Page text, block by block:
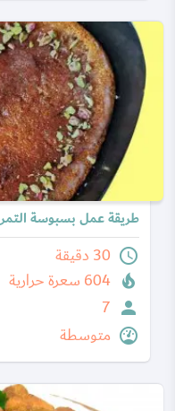
طريقة عمل بسبوسة
30 دقيقة
604 سعرة حرارية
7
متوسطة